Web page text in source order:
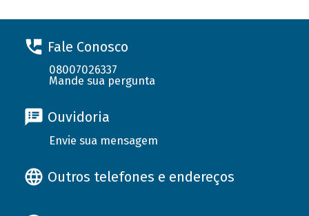
Fale Conosco
08007026337
Mande sua pergunta
Ouvidoria
Envie sua mensagem
Outros telefones e endereços